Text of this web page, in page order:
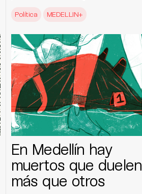
Política MEDELLIN+
En Medellín hay
muertos que duelen
más que otros